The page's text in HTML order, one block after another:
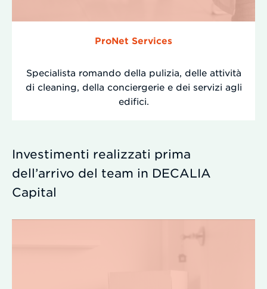
ProNet Services
Specialista romando della pulizia, delle attività
di cleaning, della conciergerie e dei servizi agli
edifici.
Investimenti realizzati prima
dell’arrivo del team in DECALIA
Capital